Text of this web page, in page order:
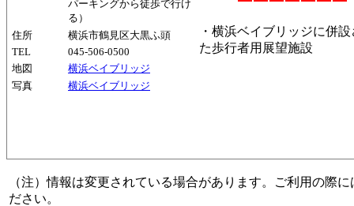
パーキングから徒歩で行け
る）
住所
横浜市鶴見区大黒ふ頭
TEL
045-506-0500
地図
横浜ベイブリッジ
写真
横浜ベイブリッジ
・横浜ベイブリッジに併
た歩行者用展望施設
（注）情報は変更されている場合があります。ご利用の際
ださい。